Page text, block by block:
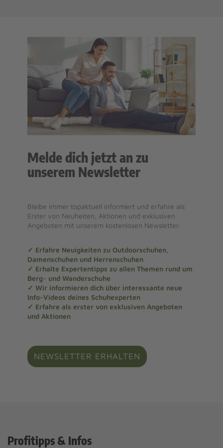
Melde dich jetzt an zu
unserem Newsletter
Bleibe immer topaktuell informiert und erfahre als
Erster von Neuheiten, Aktionen und exklusiven
Angeboten mit unserem kostenlosen Newsletter.
✓ Erfahre Neuigkeiten zu Outdoorschuhen,
Damenschuhen und Herrenschuhen
✓ Erhalte Expertentipps zu allen Themen rund um
Berg- und Wanderschuhe
✓ Wir informieren dich über interessante neue
Info-Videos deines Schuhexperten
✓ Erfahre als erster von exklusiven Angeboten
und Aktionen
NEWSLETTER ERHALTEN
Profitipps & Infos